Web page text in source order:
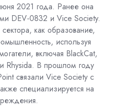
2021 года. Ранее она
DEV-0832 и Vice Society.
сектора, как образование,
используя
включая BlackCat,
Rhysida. В прошлом году
связали Vice Society с
специализируется на